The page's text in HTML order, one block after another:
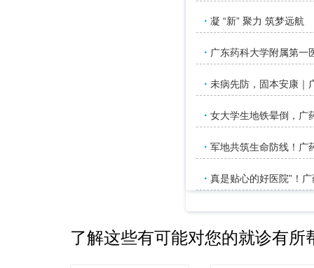
· 凝 “新” 聚力 筑梦远航
· 广东药科大学附属第一
· 未病先防，固本安康｜
· 女大学生地铁晕倒，广
· 军地共筑生命防线！广
· 真是贴心的好医院”！
了解这些有可能对您的就诊有所